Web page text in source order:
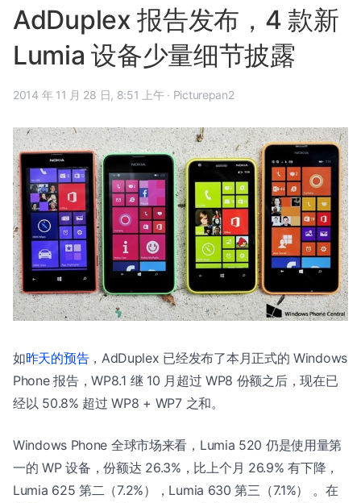
AdDuplex 报告发布，4 款新
Lumia 设备少量细节披露
2014 年 11 月 28 日, 8:51 上午 · Picturepan2
如昨天的预告，AdDuplex 已经发布了本月正式的 Windows
Phone 报告，WP8.1 继 10 月超过 WP8 份额之后，现在已
经以 50.8% 超过 WP8 + WP7 之和。
Windows Phone 全球市场来看，Lumia 520 仍是使用量第
一的 WP 设备，份额达 26.3%，比上个月 26.9% 有下降，
Lumia 625 第二（7.2%），Lumia 630 第三（7.1%） 。在